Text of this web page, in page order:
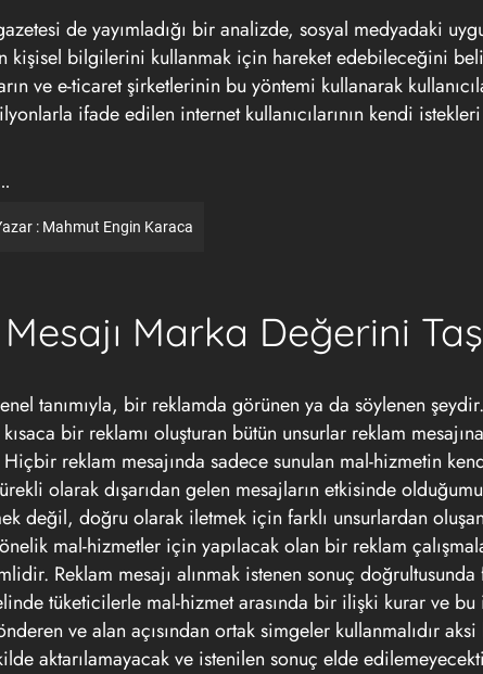
de yayımladığı bir analizde, sosyal medyadaki
kişisel bilgilerini kullanmak için hareket edebileceğini
ve e-ticaret şirketlerinin bu yöntemi kullanarak
ifade edilen internet kullanıcılarının kendi
: Mahmut Engin Karaca
Marka Değerini
tanımıyla, bir reklamda görünen ya da söylenen
bir reklamı oluşturan bütün unsurlar reklam
reklam mesajında sadece sunulan mal-hizmetin
olarak dışarıdan gelen mesajların etkisinde
değil, doğru olarak iletmek için farklı unsurlardan
mal-hizmetler için yapılacak olan bir reklam
Reklam mesajı alınmak istenen sonuç
tüketicilerle mal-hizmet arasında bir ilişki kurar ve
ve alan açısından ortak simgeler kullanmalıdır
aktarılamayacak ve istenilen sonuç elde